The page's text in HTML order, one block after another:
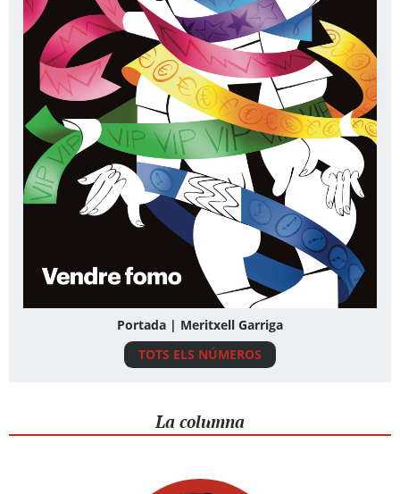
Portada | Meritxell Garriga
TOTS ELS NÚMEROS
La columna